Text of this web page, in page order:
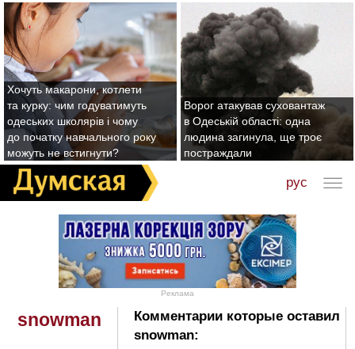
Хочуть макарони, котлети
та курку: чим годуватимуть
одеських школярів і чому
до початку навчального року
можуть не встигнути?
Ворог атакував суховантаж
в Одеській області: одна
людина загинула, ще троє
постраждали
рус
Реклама
snowman
Комментарии которые оставил
snowman: